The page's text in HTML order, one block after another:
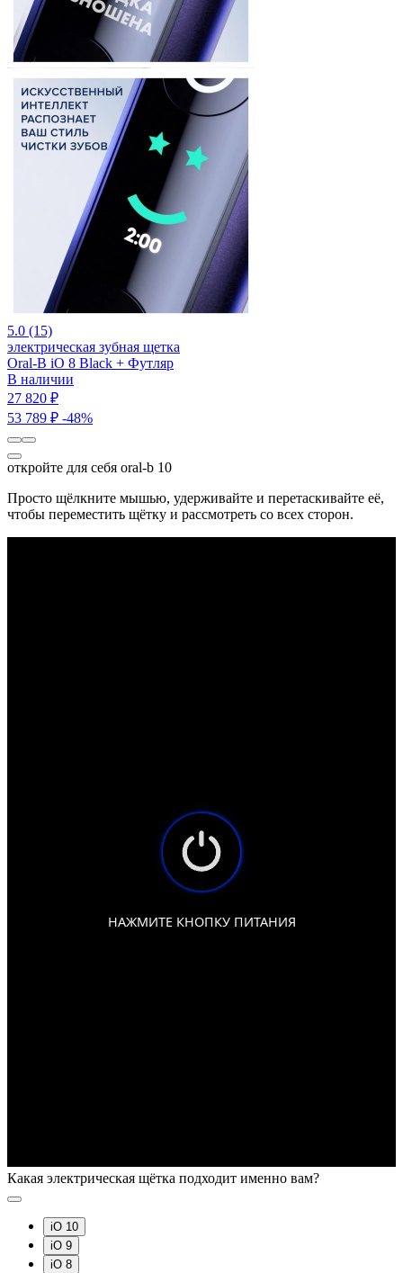
5.0 (15)
электрическая зубная щетка
Oral-B iO 8 Black + Футляр
В наличии
27 820 ₽
53 789 ₽ -48%
откройте для себя oral-b 10
Просто щёлкните мышью, удерживайте и перетаскивайте её,
чтобы переместить щётку и рассмотреть со всех сторон.
Какая электрическая щётка подходит именно вам?
iO 10
iO 9
iO 8